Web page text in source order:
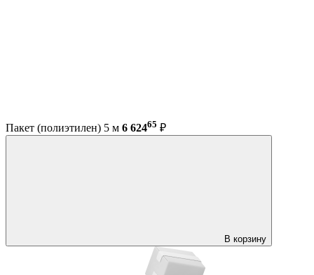
Пакет (полиэтилен) 5 м 6 62465 ₽
В корзину